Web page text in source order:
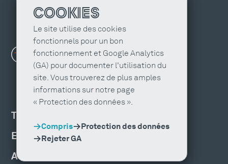
COOKIES
Le site utilise des cookies
fonctionnels pour un bon
fonctionnement et Google Analytics
(GA) pour documenter l'utilisation du
site. Vous trouverez de plus amples
informations sur notre page
« Protection des données ».
Compris
Protection des données
Rejeter GA
TROUVER UNE AGENCE
EMPLOIS ET FORMATION
ACTUALITÉS, ÉVÉNEMENTS ET